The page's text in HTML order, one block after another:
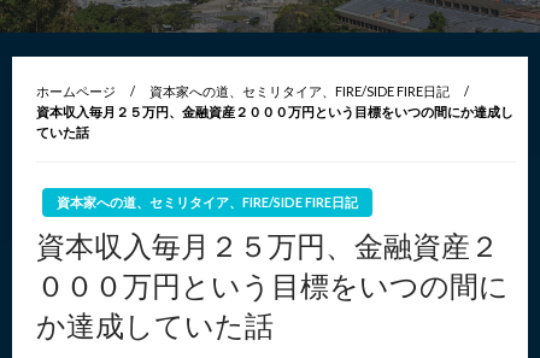
ホームページ
資本家への道、セミリタイア、FIRE/SIDE FIRE日記
資本収入毎月２５万円、金融資産２０００万円という目標をいつの間にか達成し
ていた話
資本家への道、セミリタイア、FIRE/SIDE FIRE日記
資本収入毎月２５万円、金融資産２
０００万円という目標をいつの間に
か達成していた話